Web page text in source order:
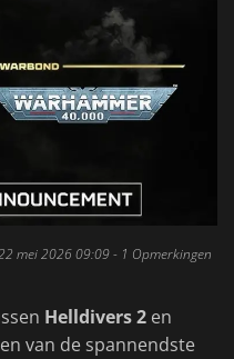
mei 2026 09:09- 1 Opmerkingen
Helldivers 2 en
van de spannendste